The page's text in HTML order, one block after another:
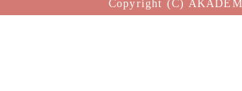
Copyright (C)